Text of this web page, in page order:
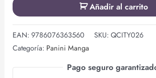
Añadir al carrito
EAN: 9786076363560 SKU: QCITY026
Categoría: Panini Manga
Pago seguro